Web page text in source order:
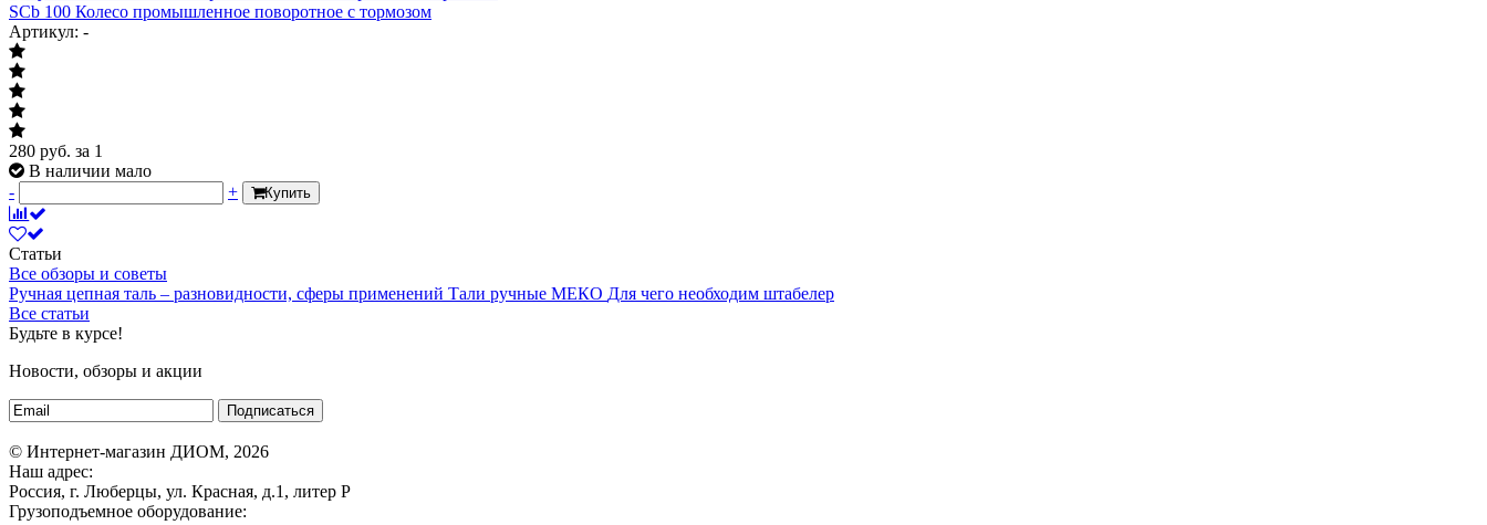
SCb 100 Колесо промышленное поворотное с тормозом
Артикул: -
280 руб. за 1
В наличии мало
-
+ Купить
Статьи
Все обзоры и советы
Ручная цепная таль – разновидности, сферы применений Тали ручные МЕКО Для чего необходим штабелер
Все статьи
Будьте в курсе!
Новости, обзоры и акции
Подписаться
© Интернет-магазин ДИОМ, 2026
Наш адрес:
Россия, г. Люберцы, ул. Красная, д.1, литер Р
Грузоподъемное оборудование: